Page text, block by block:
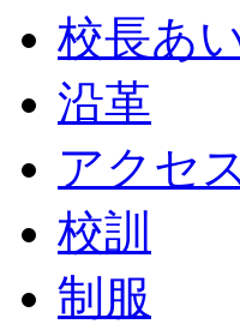
校長あ
沿革
アクセ
校訓
制服